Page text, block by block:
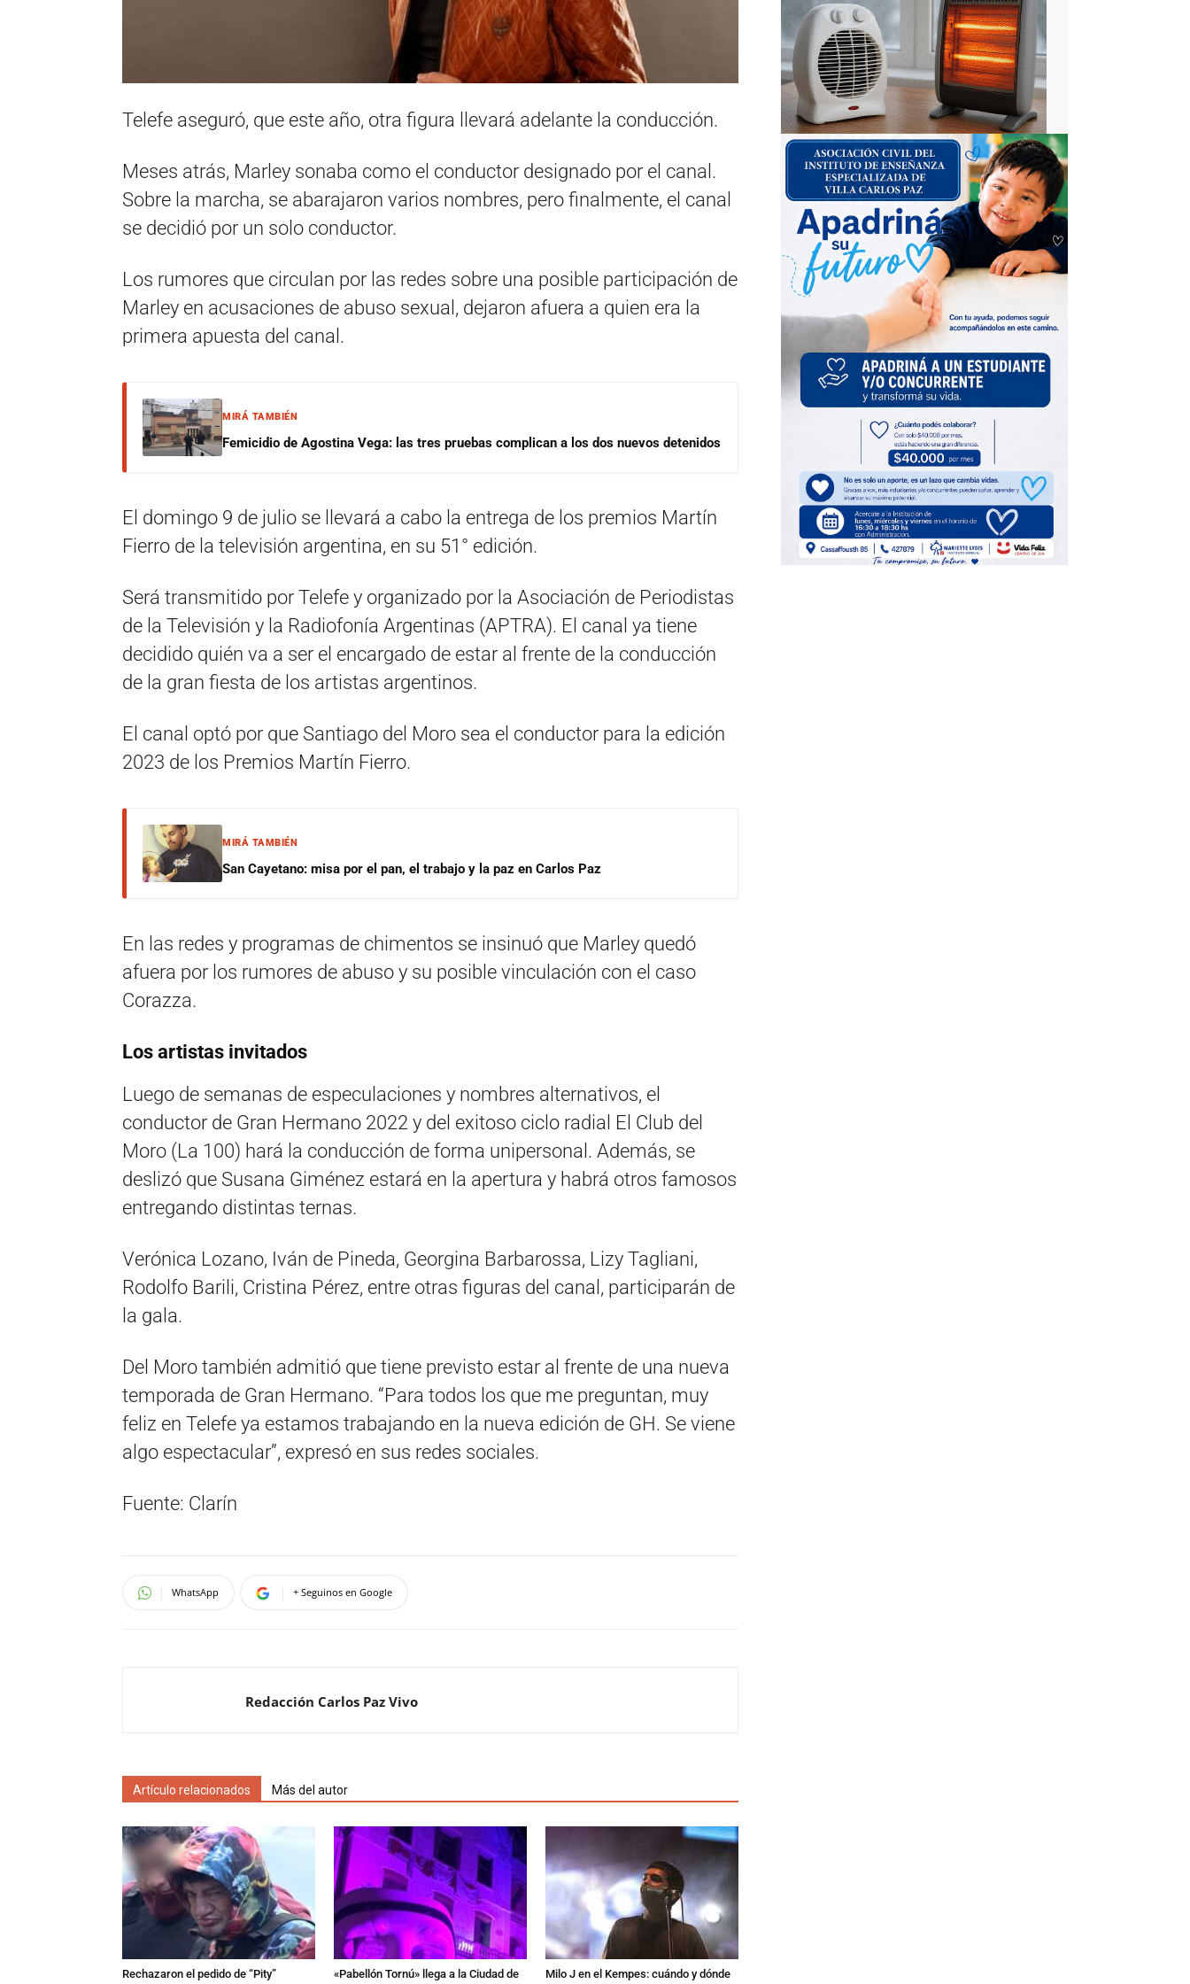
Telefe aseguró, que este año, otra figura llevará adelante la conducción.
Meses atrás, Marley sonaba como el conductor designado por el canal.
Sobre la marcha, se abarajaron varios nombres, pero finalmente, el canal
se decidió por un solo conductor.
Los rumores que circulan por las redes sobre una posible participación de
Marley en acusaciones de abuso sexual, dejaron afuera a quien era la
primera apuesta del canal.
MIRÁ TAMBIÉN
Femicidio de Agostina Vega: las tres pruebas complican a los dos nuevos detenidos
El domingo 9 de julio se llevará a cabo la entrega de los premios Martín
Fierro de la televisión argentina, en su 51° edición.
Será transmitido por Telefe y organizado por la Asociación de Periodistas
de la Televisión y la Radiofonía Argentinas (APTRA). El canal ya tiene
decidido quién va a ser el encargado de estar al frente de la conducción
de la gran fiesta de los artistas argentinos.
El canal optó por que Santiago del Moro sea el conductor para la edición
2023 de los Premios Martín Fierro.
MIRÁ TAMBIÉN
San Cayetano: misa por el pan, el trabajo y la paz en Carlos Paz
En las redes y programas de chimentos se insinuó que Marley quedó
afuera por los rumores de abuso y su posible vinculación con el caso
Corazza.
Los artistas invitados
Luego de semanas de especulaciones y nombres alternativos, el
conductor de Gran Hermano 2022 y del exitoso ciclo radial El Club del
Moro (La 100) hará la conducción de forma unipersonal. Además, se
deslizó que Susana Giménez estará en la apertura y habrá otros famosos
entregando distintas ternas.
Verónica Lozano, Iván de Pineda, Georgina Barbarossa, Lizy Tagliani,
Rodolfo Barili, Cristina Pérez, entre otras figuras del canal, participarán de
la gala.
Del Moro también admitió que tiene previsto estar al frente de una nueva
temporada de Gran Hermano. “Para todos los que me preguntan, muy
feliz en Telefe ya estamos trabajando en la nueva edición de GH. Se viene
algo espectacular”, expresó en sus redes sociales.
Fuente: Clarín
WhatsApp + Seguinos en Google
Redacción Carlos Paz Vivo
Artículo relacionados Más del autor
Rechazaron el pedido de “Pity”
«Pabellón Tornú» llega a la Ciudad de
Milo J en el Kempes: cuándo y dónde